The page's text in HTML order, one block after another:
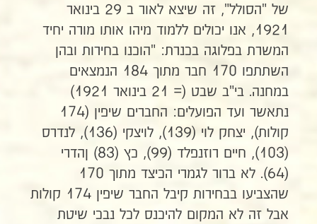
של "הסולל", זה שיצא לאור ב 29 בינואר
1921, אנו יכולים ללמוד מיהו אותו מורה יחיד
המשרת בפלוגה בכנרת: "הוכנו בחירות ובהן
השתתפו 170 חבר מתוך 184 הנמצאים
במחנה. בי"ב שבט (= 21 בינואר 1921)
נתאשר ועד הפועלים: החברים שיפין (174
קולות), יצחק לוי (139), לויצקי (136), לנדרס
(103), חיים רוזנפלד (99), כץ (83) ןהדרי
(64). לא ברור לגמרי הכיצד מתוך 170
שהצביעו בבחירות קיבל החבר שיפין 174 קולות
אבל זה לא המקום להיכנס לכל נבכי שיטת